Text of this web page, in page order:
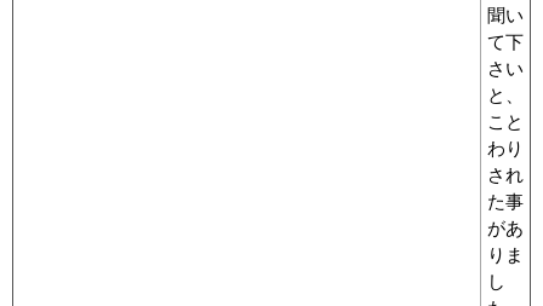
聞い
て下
さい
と、
こと
わり
され
た事
があ
りま
し